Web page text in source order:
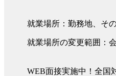
就業場所：勤務地、そ
就業場所の変更範囲：
WEB面接実施中！全国